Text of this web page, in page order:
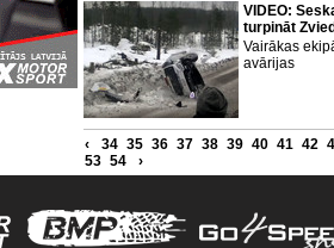
VIDEO:
turpināt
Vairākas
avārijas
‹ 34 35 36 37 38 39 40 41 42
53 54 ›